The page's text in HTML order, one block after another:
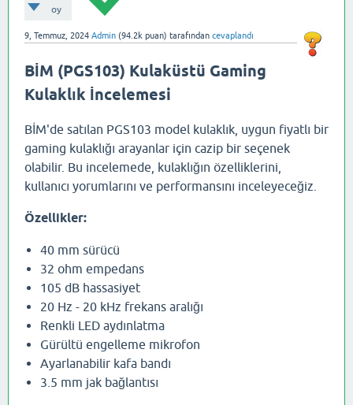
oy
9, Temmuz, 2024 Admin (94.2k puan) tarafından cevaplandı
BİM (PGS103) Kulaküstü Gaming
Kulaklık İncelemesi
BİM'de satılan PGS103 model kulaklık, uygun fiyatlı bir
gaming kulaklığı arayanlar için cazip bir seçenek
olabilir. Bu incelemede, kulaklığın özelliklerini,
kullanıcı yorumlarını ve performansını inceleyeceğiz.
Özellikler:
40 mm sürücü
32 ohm empedans
105 dB hassasiyet
20 Hz - 20 kHz frekans aralığı
Renkli LED aydınlatma
Gürültü engelleme mikrofon
Ayarlanabilir kafa bandı
3.5 mm jak bağlantısı